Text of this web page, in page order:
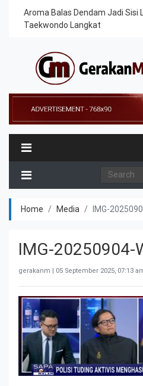
Aroma Balas Dendam Jadi Sisi
Taekwondo Langkat
Home Media IMG-
IMG-20250904-
gerakanm | 05 September 2025, 07:13